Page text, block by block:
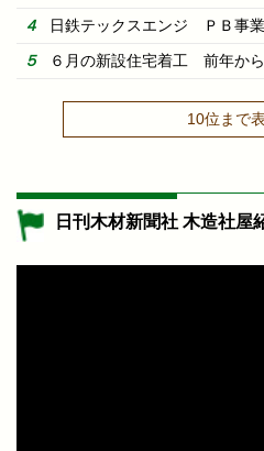
日鉄テックスエンジ ＰＢ事
６月の新設住宅着工 前年から
10位まで
日刊木材新聞社 木造社屋